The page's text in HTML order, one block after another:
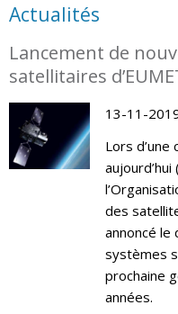
Actualités
Lancement de
satellitaires
13-11-
Lors
des
annoncé le
systèmes
prochaine
années.